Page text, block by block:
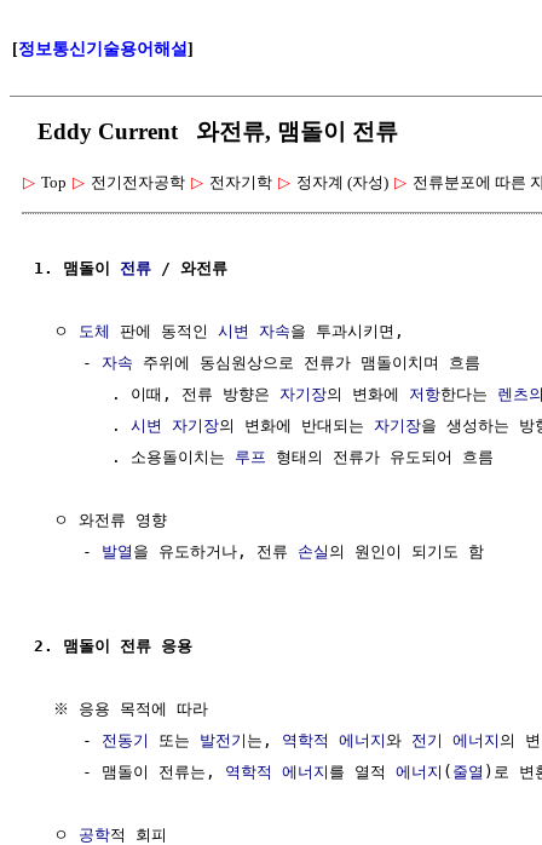
[정보통신기술용어해설]
Eddy Current 와전류, 맴돌이 전류
▷ Top ▷ 전기전자공학 ▷ 전자기학 ▷ 정자계 (자성) ▷ 전류분포에 따른
1. 맴돌이 전류 / 와전류
  ㅇ
도체 판에 동적인 시변 자속을 투과시키면,
     -
자속 주위에 동심원상으로 전류가 맴돌이치며 흐름
        . 이때, 전류 방향은
자기장의 변화에 저항한다는 렌츠
        .
시변 자기장의 변화에 반대되는 자기장을 생성하는 방
        . 소용돌이치는
루프 형태의 전류가 유도되어 흐름
  ㅇ 와전류 영향
     -
발열 을 유도하거나, 전류 손실 의 원인이 되기도 함
2. 맴돌이 전류 응용
  ※ 응용 목적에 따라
     -
전동기 또는 발전기 는, 역학적 에너지와 전기 에너지 의
     - 맴돌이 전류는,
역학적 에너지 를 열적 에너지 ( 줄열 )로 변
  ㅇ
공학적 회피